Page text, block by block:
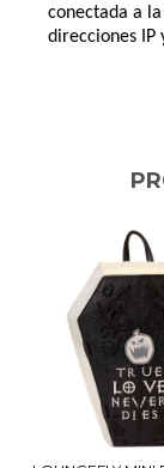
conectada a
direcciones IP